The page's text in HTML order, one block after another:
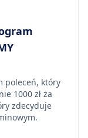
poleceń, który
1000 zł za
zdecyduje